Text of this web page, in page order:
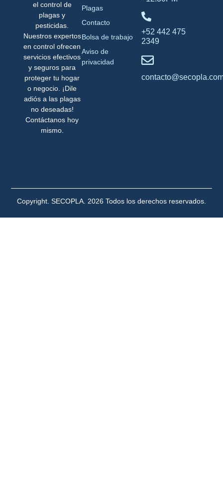
el control de
plagas y
pesticidas.
Nuestros expertos
en control ofrecen
servicios efectivos
y seguros para
proteger tu hogar
o negocio. ¡Dile
adiós a las plagas
no deseadas!
Contáctanos hoy
mismo.
+52 442 475
2349
Plagas
Contacto
Bolsa de trabajo
Aviso de
privacidad
Copyright. SECOPLA. 2026 Todos los derechos reservados.